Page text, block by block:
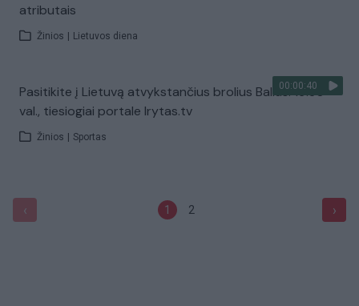
atributais
Žinios Lietuvos diena
00:00:40
Pasitikite į Lietuvą atvykstančius brolius Ballus: 19:30
val., tiesiogiai portale lrytas.tv
Žinios Sportas
‹ 1 2 ›